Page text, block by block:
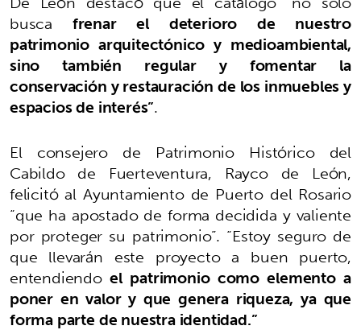
busca frenar el deterioro de nuestro
patrimonio arquitectónico y medioambiental,
sino también regular y fomentar la
conservación y restauración de los inmuebles y
espacios de interés”.
El consejero de Patrimonio Histórico del
Cabildo de Fuerteventura, Rayco de León,
felicitó al Ayuntamiento de Puerto del Rosario
“que ha apostado de forma decidida y valiente
por proteger su patrimonio”. “Estoy seguro de
que llevarán este proyecto a buen puerto,
entendiendoel patrimonio como elemento a
poner en valor y que genera riqueza, ya que
forma parte de nuestra identidad.”